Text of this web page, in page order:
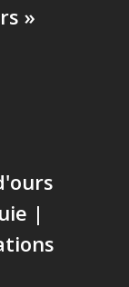
»
|